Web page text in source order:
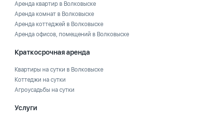
Аренда квартир в Волковыске
Аренда комнат в Волковыске
Аренда коттеджей в Волковыске
Аренда офисов, помещений в Волковыске
Краткосрочная аренда
Квартиры на сутки в Волковыске
Коттеджи на сутки
Агроусадьбы на сутки
Услуги